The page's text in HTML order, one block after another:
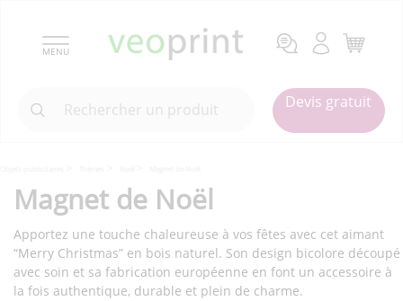
MENU
Devis gratuit
Magnet de Noël
Apportez une touche chaleureuse à vos fêtes avec cet aimant
“Merry Christmas” en bois naturel. Son design bicolore découpé
avec soin et sa fabrication européenne en font un accessoire à
la fois authentique, durable et plein de charme.